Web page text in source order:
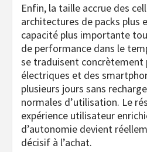
Enfin, la taille accrue des
architectures de packs plus
capacité plus importante
de performance dans le
se traduisent concrètement
électriques et des
plusieurs jours sans
normales d’utilisation. Le
expérience utilisateur
d’autonomie devient
décisif à l’achat.